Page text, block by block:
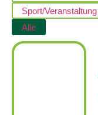
Sport/Veranstaltung
Alle